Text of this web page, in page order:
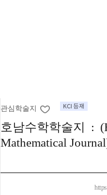
관심학술지
호남수학학술지 :
Mathematical